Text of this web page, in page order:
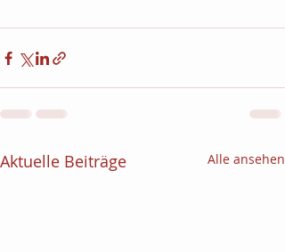
Aktuelle Beiträge Alle ansehen